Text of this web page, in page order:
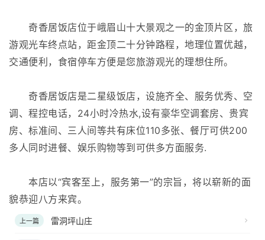
奇香居饭店位于峨眉山十大景观之一的金顶片区，旅
游观光车终点站，距金顶二十分钟路程，地理位置优越，
交通便利，食宿停车方便是您旅游观光的理想住所。
奇香居饭店是二星级饭店，设施齐全、服务优秀、空
调、程控电话，24小时冷热水,设有豪华空调套房、贵宾
房、标准间、三人间等共有床位110多张、餐厅可供200
多人同时进餐、娱乐购物等到可供多方面服务.
本店以“宾客至上，服务第一”的宗旨，将以崭新的面
貌恭迎八方来宾。
上一篇 雷洞坪山庄